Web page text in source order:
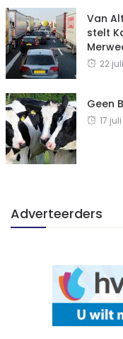
Van
stelt
22
Geen
17
Adverteerders